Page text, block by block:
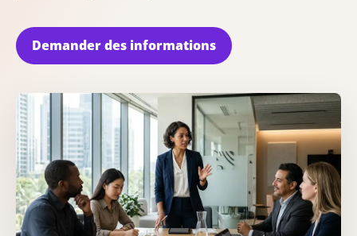
Demander des informations